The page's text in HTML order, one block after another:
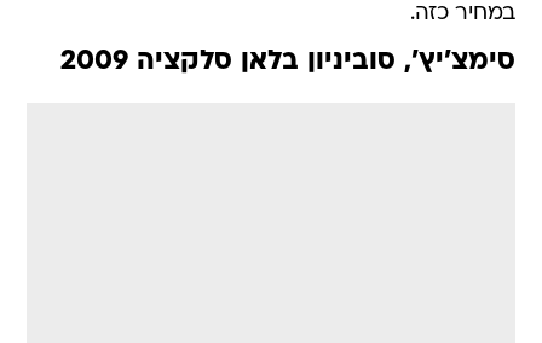
במחיר כזה.
סימצ'יץ', סוביניון בלאן סלקציה 2009